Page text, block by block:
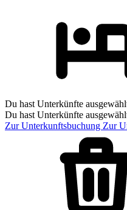
Du hast Unterkünfte
Du hast Unterkünfte
Zur Unterkunftsbuchung Zur